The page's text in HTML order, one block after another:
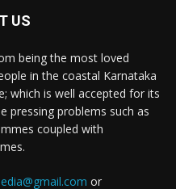
US
being the most loved
in the coastal Karnataka
which is well accepted for its
pressing problems such as
coupled with
or